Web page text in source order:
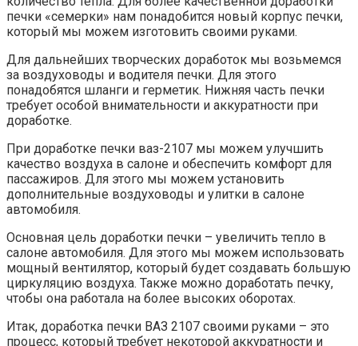
печки «семерки» нам понадобится новый корпус печки,
который мы можем изготовить своими руками.
Для дальнейших творческих доработок мы возьмемся
за воздуховоды и водителя печки. Для этого
понадобятся шланги и герметик. Нижняя часть печки
требует особой внимательности и аккуратности при
доработке.
При доработке печки ваз-2107 мы можем улучшить
качество воздуха в салоне и обеспечить комфорт для
пассажиров. Для этого мы можем установить
дополнительные воздуховоды и улитки в салоне
автомобиля.
Основная цель доработки печки – увеличить тепло в
салоне автомобиля. Для этого мы можем использовать
мощный вентилятор, который будет создавать большую
циркуляцию воздуха. Также можно доработать печку,
чтобы она работала на более высоких оборотах.
Итак, доработка печки ВАЗ 2107 своими руками – это
процесс, который требует некоторой аккуратности и